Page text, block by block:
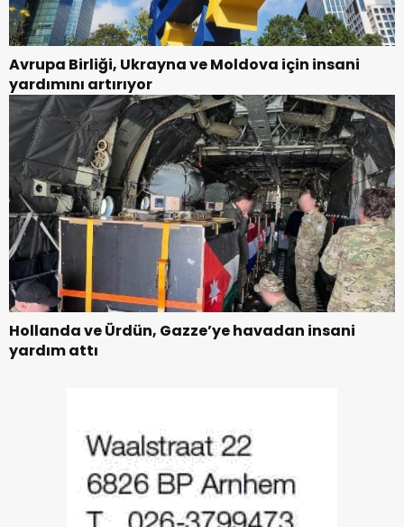
Avrupa Birliği, Ukrayna ve Moldova için insani
yardımını artırıyor
Hollanda ve Ürdün, Gazze’ye havadan insani
yardım attı